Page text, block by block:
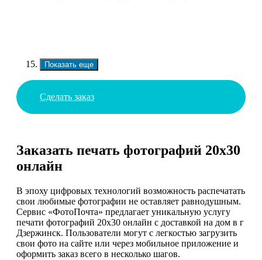
Показать еще
Сделать заказ
Заказать печать фотографий 20х30
онлайн
В эпоху цифровых технологий возможность распечатать
свои любимые фотографии не оставляет равнодушным.
Сервис «ФотоПочта» предлагает уникальную услугу
печати фотографий 20х30 онлайн с доставкой на дом в г
Дзержинск. Пользователи могут с легкостью загрузить
свои фото на сайте или через мобильное приложение и
оформить заказ всего в несколько шагов.